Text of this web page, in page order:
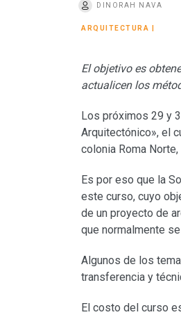
DINORAH NAVA
ARQUITECTURA
El objetivo es
actualicen los
Los próximos 29 y
Arquitectónico», el
colonia Roma
Es por eso que la
este curso, cuyo
de un proyecto de
que normalmente
Algunos de los
transferencia y
El costo del curso